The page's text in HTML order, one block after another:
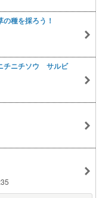
種を採ろう！
チニチソウ サルビ